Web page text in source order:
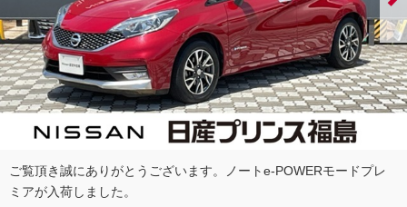
ご覧頂き誠にありがとうございます。ノートe-POWERモードプレ
ミアが入荷しました。